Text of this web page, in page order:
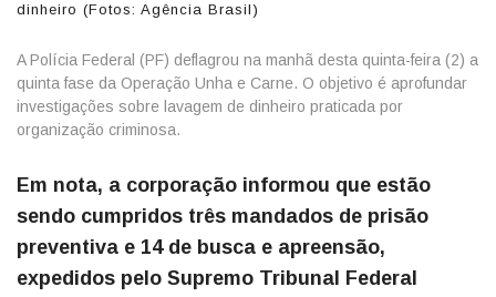
dinheiro (Fotos: Agência Brasil)
A Polícia Federal (PF) deflagrou na manhã desta quinta-feira (2) a
quinta fase da Operação Unha e Carne. O objetivo é aprofundar
investigações sobre lavagem de dinheiro praticada por
organização criminosa.
Em nota, a corporação informou que estão
sendo cumpridos três mandados de prisão
preventiva e 14 de busca e apreensão,
expedidos pelo Supremo Tribunal Federal